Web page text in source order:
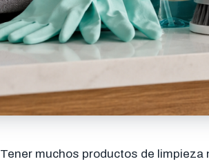
Tener muchos productos de limpieza